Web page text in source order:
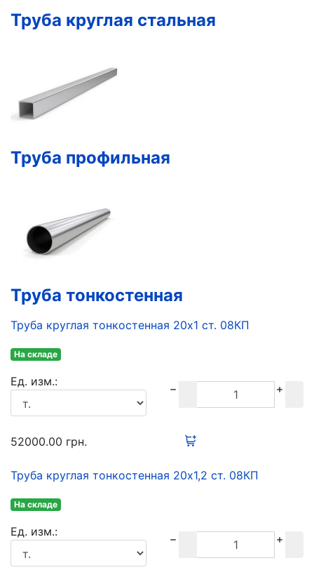
Труба круглая стальная
Труба профильная
Труба тонкостенная
Труба круглая тонкостенная 20х1 ст. 08КП
На складе
Ед. изм.:
52000.00 грн.
Труба круглая тонкостенная 20х1,2 ст. 08КП
На складе
Ед. изм.: